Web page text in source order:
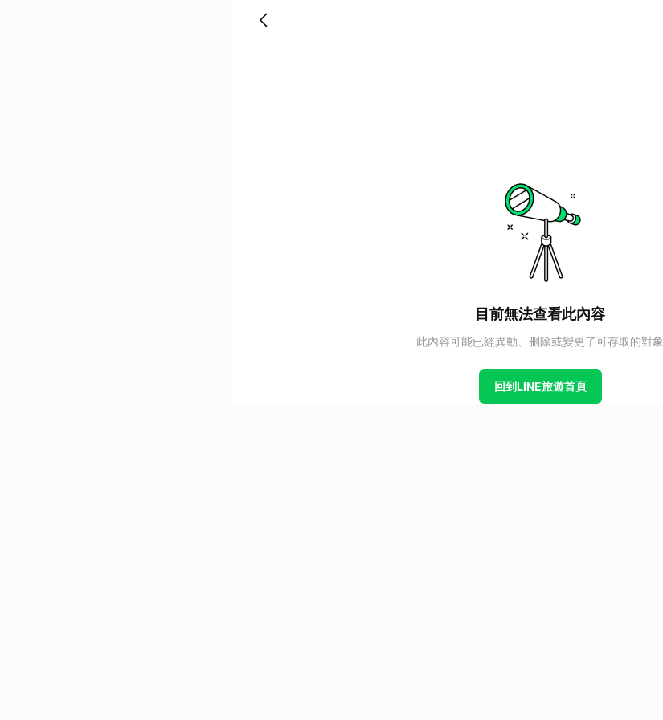
目前無法查看此內容
此內容可能已經異動、刪除或變更了可存取的對象
回到LINE旅遊首頁